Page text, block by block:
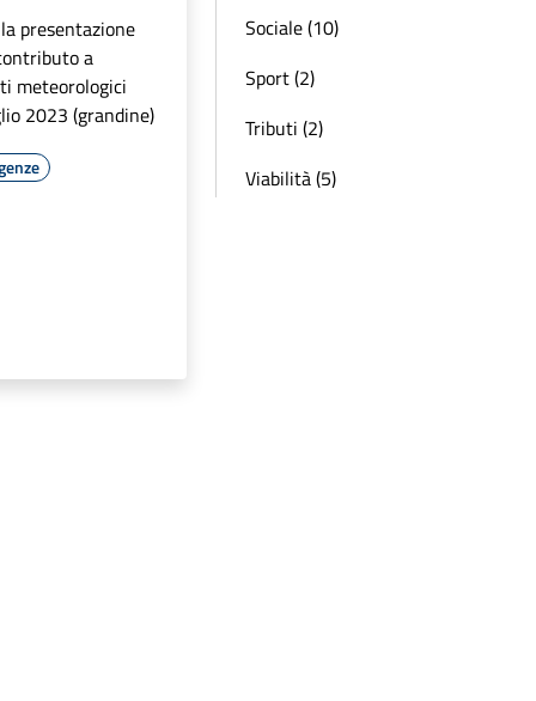
presentazione
a
meteorologici
2023 (grandine)
Sociale (10)
Sport (2)
Tributi (2)
Viabilità (5)